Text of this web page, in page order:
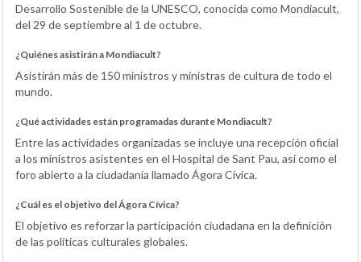
Desarrollo Sostenible de la UNESCO, conocida como Mondiacult,
del 29 de septiembre al 1 de octubre.
¿Quiénes asistirán a Mondiacult?
Asistirán más de 150 ministros y ministras de cultura de todo el
mundo.
¿Qué actividades están programadas durante Mondiacult?
Entre las actividades organizadas se incluye una recepción oficial
a los ministros asistentes en el Hospital de Sant Pau, así como el
foro abierto a la ciudadanía llamado Ágora Cívica.
¿Cuál es el objetivo del Ágora Cívica?
El objetivo es reforzar la participación ciudadana en la definición
de las políticas culturales globales.